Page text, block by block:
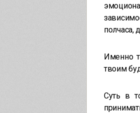
полчаса,
Именно
твоим
Суть в